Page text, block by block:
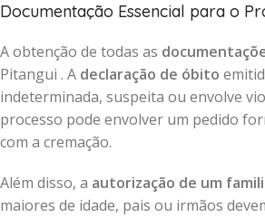
Documentação Essencial para o
A obtenção de todas as
Pitangui . A declaração de óbito
indeterminada, suspeita ou envolve
processo pode envolver um pedido
com a cremação.
Além disso, a autorização de um
maiores de idade, pais ou irmãos